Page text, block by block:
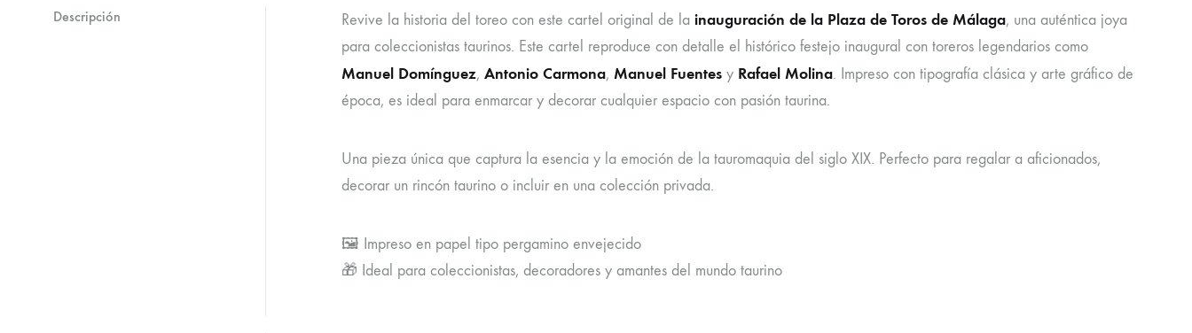
Descripción Revive la historia del toreo con este cartel original de la inauguración de la Plaza de Toros de Málaga, una auténtica joya
para coleccionistas taurinos. Este cartel reproduce con detalle el histórico festejo inaugural con toreros legendarios como
Manuel Domínguez, Antonio Carmona, Manuel Fuentes y Rafael Molina. Impreso con tipografía clásica y arte gráfico de
época, es ideal para enmarcar y decorar cualquier espacio con pasión taurina.
Una pieza única que captura la esencia y la emoción de la tauromaquia del siglo XIX. Perfecto para regalar a aficionados,
decorar un rincón taurino o incluir en una colección privada.
🖼️ Impreso en papel tipo pergamino envejecido
🎁 Ideal para coleccionistas, decoradores y amantes del mundo taurino